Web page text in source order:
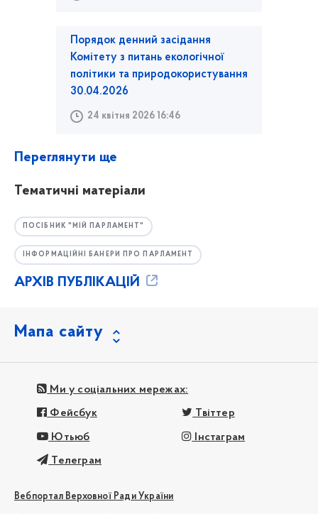
Порядок денний засідання
Комітету з питань екологічної
політики та природокористування
30.04.2026
24 квітня 2026 16:46
Переглянути ще
Тематичні матеріали
ПОСІБНИК "МІЙ ПАРЛАМЕНТ"
ІНФОРМАЦІЙНІ БАНЕРИ ПРО ПАРЛАМЕНТ
АРХІВ ПУБЛІКАЦІЙ
Мапа сайту
Ми у соціальних мережах:
Фейсбук Твіттер
Ютьюб Інстаграм
Телеграм
Вебпортал Верховної Ради України